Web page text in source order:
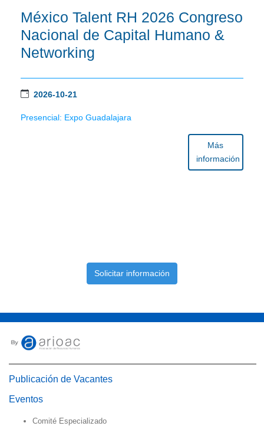
México Talent RH 2026 Congreso
Nacional de Capital Humano &
Networking
2026-10-21
Presencial: Expo Guadalajara
Más
información
Solicitar información
Publicación de Vacantes
Eventos
Comité Especializado